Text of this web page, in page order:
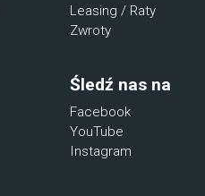
Leasing / Raty
Zwroty
Śledź nas na
Facebook
YouTube
Instagram